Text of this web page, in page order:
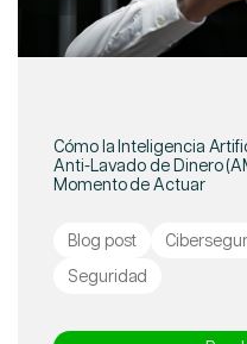
Cómo la Inteligencia
Anti-Lavado de Dinero
Momento de Actuar
Blog post
Seguridad